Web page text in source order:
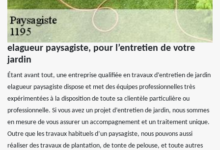
elagueur paysagiste, pour l’entretien de votre
jardin
Étant avant tout, une entreprise qualifiée en travaux d’entretien de jardin
elagueur paysagiste dispose et met des équipes professionnelles très
expérimentées à la disposition de toute sa clientèle particulière ou
professionnelle. Si vous avez un projet d’entretien de jardin, nous sommes
en mesure de vous assurer un accompagnement et un traitement unique.
Outre que les travaux habituels d’un paysagiste, nous pouvons aussi
réaliser des travaux de plantation, de tonte de pelouse, et toute autres